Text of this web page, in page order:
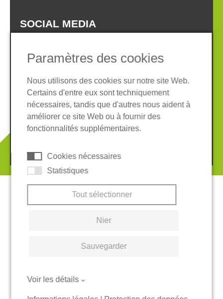
SOCIAL MEDIA
Informations légales
Protection des données
Conditions Générales
Système de whistleblowing
Cookies
Paramètres des cookies
Nous utilisons des cookies sur notre site Web.
Certains d'entre eux sont techniquement
nécessaires, tandis que d'autres nous aident à
améliorer ce site Web ou à fournir des
fonctionnalités supplémentaires.
Cookies nécessaires
Statistiques
Tout sélectionner
Nier
Sauvegarder
Voir les détails